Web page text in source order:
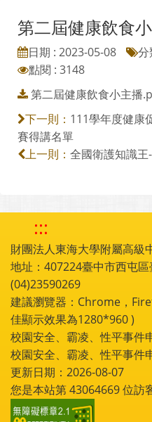
第二屆健康飲食
日期 : 2023-05-08 分
點閱 : 3148
第二屆健康飲食小主播
下一則： 111學年度健康
賽得講名單
上一則： 全國衛護知識王
:::
財團法人東海大學附屬高級
地址：407224臺中市西屯
(04)23590269
建議瀏覽器：Chrome，
佳顯示效果為1280*960 )
校園安全、霸凌、性平事件
校園安全、霸凌、性平事
更新日期：2026-08-07
您是本站第43064669位訪